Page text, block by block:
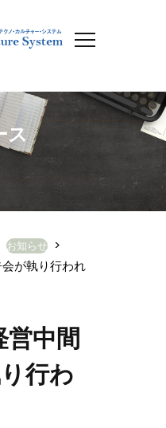
ス
お知らせ >
が執り行われ
中間
行わ